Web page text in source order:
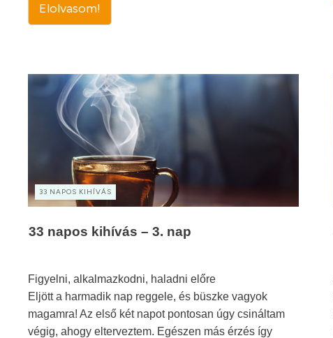
Elolvasom!
33 NAPOS KIHÍVÁS
33 napos kihívás – 3. nap
Figyelni, alkalmazkodni, haladni előre
Eljött a harmadik nap reggele, és büszke vagyok
magamra! Az első két napot pontosan úgy csináltam
végig, ahogy elterveztem. Egészen más érzés így